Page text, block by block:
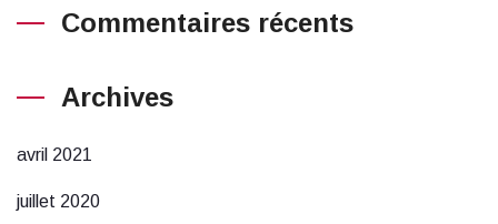
Commentaires récents
Archives
avril 2021
juillet 2020